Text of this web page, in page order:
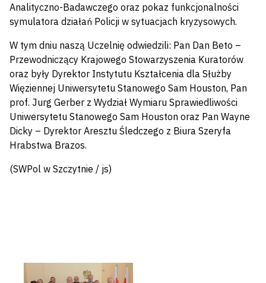
Analityczno-Badawczego oraz pokaz funkcjonalności
symulatora działań Policji w sytuacjach kryzysowych.
W tym dniu naszą Uczelnię odwiedzili: Pan Dan Beto –
Przewodniczący Krajowego Stowarzyszenia Kuratorów
oraz były Dyrektor Instytutu Kształcenia dla Służby
Więziennej Uniwersytetu Stanowego Sam Houston, Pan
prof. Jurg Gerber z Wydział Wymiaru Sprawiedliwości
Uniwersytetu Stanowego Sam Houston oraz Pan Wayne
Dicky – Dyrektor Aresztu Śledczego z Biura Szeryfa
Hrabstwa Brazos.
(SWPol w Szczytnie / js)